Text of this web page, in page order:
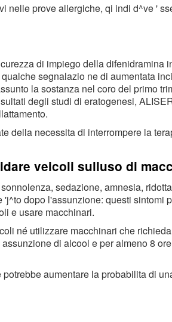
nelle prove allergiche, qi indi d^ve '
di impiego della difenidramina
segnalazio ne di aumentata
la sostanza nel coro del primo
degli studi di eratogenesi,
della necessita di interrompere la
veicoli sulluso di
sedazione, amnesia,
dopo l'assunzione: questi sintomi
e usare macchinari.
né utilizzare macchinari che
di alcool e per almeno 8
potrebbe aumentare la probabilita di